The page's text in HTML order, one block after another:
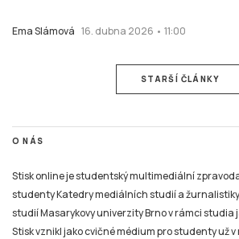
Ema Slámová 16. dubna 2026 • 11:00
STARŠÍ ČLÁNKY
O NÁS
Stisk online je studentský multimediální
studenty Katedry mediálních studií a
studií Masarykovy univerzity Brno v rámci studia
Stisk vznikl jako cvičné médium pro studenty už v